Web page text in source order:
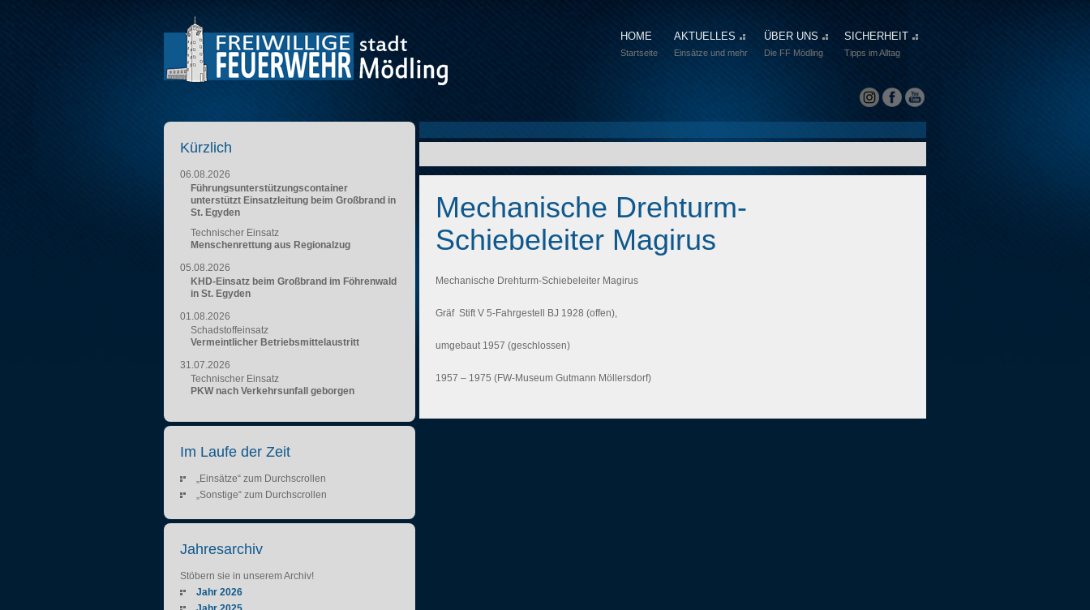
HOME
Startseite
AKTUELLES
Einsätze und mehr
ÜBER UNS
Die FF Mödling
SICHERHEIT
Tipps im Alltag
Mechanische Drehturm-
Schiebeleiter Magirus
Mechanische Drehturm-Schiebeleiter Magirus
Gräf Stift V 5-Fahrgestell BJ 1928 (offen),
umgebaut 1957 (geschlossen)
1957 – 1975 (FW-Museum Gutmann Möllersdorf)
Kürzlich
06.08.2026
Führungsunterstützungscontainer
unterstützt Einsatzleitung beim Großbrand in
St. Egyden
Technischer Einsatz
Menschenrettung aus Regionalzug
05.08.2026
KHD-Einsatz beim Großbrand im Föhrenwald
in St. Egyden
01.08.2026
Schadstoffeinsatz
Vermeintlicher Betriebsmittelaustritt
31.07.2026
Technischer Einsatz
PKW nach Verkehrsunfall geborgen
Im Laufe der Zeit
„Einsätze“ zum Durchscrollen
„Sonstige“ zum Durchscrollen
Jahresarchiv
Stöbern sie in unserem Archiv!
Jahr 2026